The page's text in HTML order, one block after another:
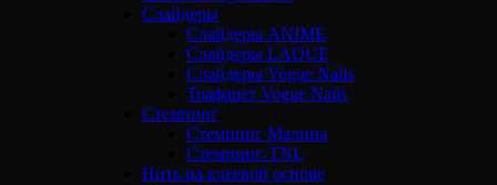
Слайдеры
Слайдеры ANIME
Слайдеры LAQUE
Слайдеры Vogue Nails
Трафарет Vogue Nails
Стемпинг
Стемпинг Малина
Стемпинг-TNL
Нить на клеевой основе